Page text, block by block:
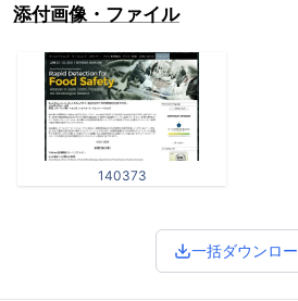
添付画像・ファイル
140373
一括ダウンロ